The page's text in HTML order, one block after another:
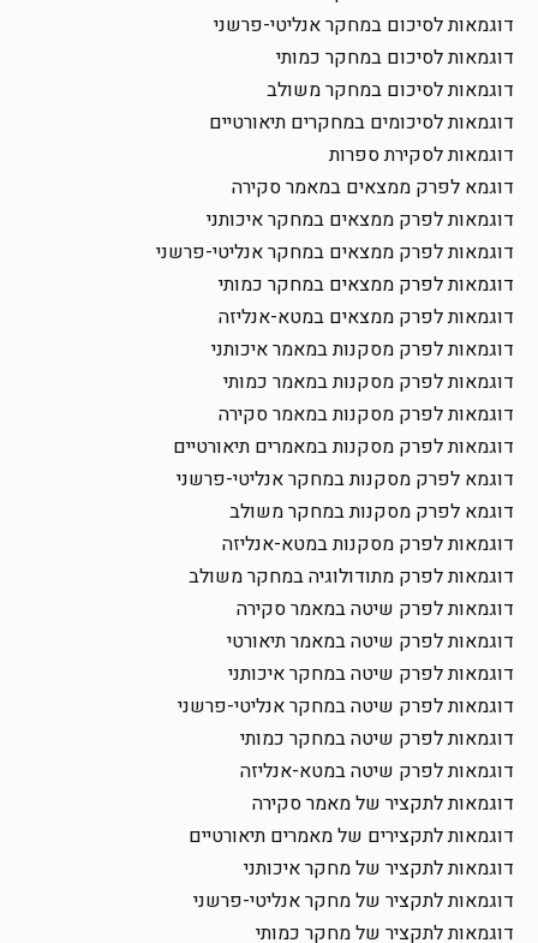
דוגמאות לסיכום במחקר אנליטי-פרשני
דוגמאות לסיכום במחקר כמותי
דוגמאות לסיכום במחקר משולב
דוגמאות לסיכומים במחקרים תיאורטיים
דוגמאות לסקירת ספרות
דוגמא לפרק ממצאים במאמר סקירה
דוגמאות לפרק ממצאים במחקר איכותני
דוגמאות לפרק ממצאים במחקר אנליטי-פרשני
דוגמאות לפרק ממצאים במחקר כמותי
דוגמאות לפרק ממצאים במטא-אנליזה
דוגמאות לפרק מסקנות במאמר איכותני
דוגמאות לפרק מסקנות במאמר כמותי
דוגמאות לפרק מסקנות במאמר סקירה
דוגמאות לפרק מסקנות במאמרים תיאורטיים
דוגמא לפרק מסקנות במחקר אנליטי-פרשני
דוגמא לפרק מסקנות במחקר משולב
דוגמאות לפרק מסקנות במטא-אנליזה
דוגמאות לפרק מתודולוגיה במחקר משולב
דוגמאות לפרק שיטה במאמר סקירה
דוגמאות לפרק שיטה במאמר תיאורטי
דוגמאות לפרק שיטה במחקר איכותני
דוגמאות לפרק שיטה במחקר אנליטי-פרשני
דוגמאות לפרק שיטה במחקר כמותי
דוגמאות לפרק שיטה במטא-אנליזה
דוגמאות לתקציר של מאמר סקירה
דוגמאות לתקצירים של מאמרים תיאורטיים
דוגמאות לתקציר של מחקר איכותני
דוגמאות לתקציר של מחקר אנליטי-פרשני
דוגמאות לתקציר של מחקר כמותי